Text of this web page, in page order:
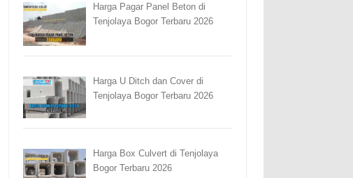
Harga Pagar Panel Beton di
Tenjolaya Bogor Terbaru 2026
Harga U Ditch dan Cover di
Tenjolaya Bogor Terbaru 2026
Harga Box Culvert di Tenjolaya
Bogor Terbaru 2026